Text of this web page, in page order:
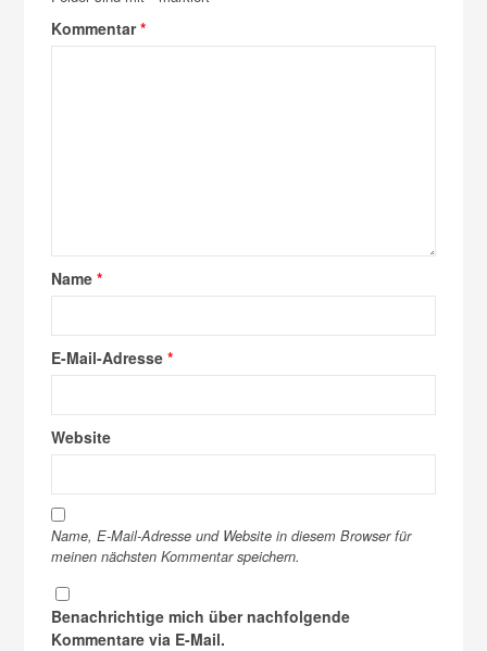
Kommentar*
Name*
E-Mail-Adresse*
Website
Name, E-Mail-Adresse und Website in diesem Browser für
meinen nächsten Kommentar speichern.
Benachrichtige mich über nachfolgende
Kommentare via E-Mail.